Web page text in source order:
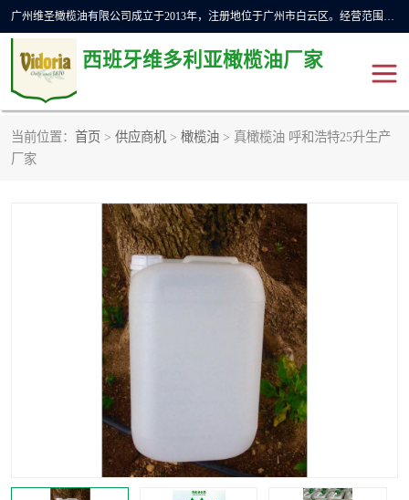
广州维圣橄榄油有限公司成立于2013年，注册地位于广州市白云区。经营范围包括饲料原料销售;畜牧渔业饲料销售;化妆品批发;贸易经纪;食品进出口等，主要产品有：橄榄果渣油，橄榄油，纯橄榄油等。
西班牙维多利亚橄榄油厂家
当前位置： 首页 > 供应商机 > 橄榄油 > 真橄榄油 呼和浩特25升生产
厂家橄榄油
费利佩橄榄油 特级初榨橄榄油
精炼橄榄油